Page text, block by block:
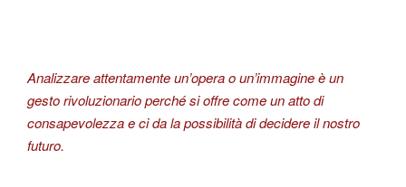
Analizzare attentamente un’opera o un’immagine è un
gesto rivoluzionario perché si offre come un atto di
consapevolezza e ci da la possibilità di decidere il nostro
futuro.